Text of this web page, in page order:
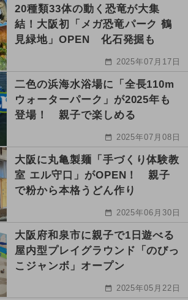
20種類33体の動く恐竜が大集
結！大阪初「メガ恐竜パーク 鶴
見緑地」OPEN 化石発掘も
2025年07月17日
二色の浜海水浴場に「全長110m
ウォーターパーク」が2025年も
登場！ 親子で楽しめる
2025年07月08日
大阪に丸亀製麺「手づくり体験教
室 エル守口」がOPEN！ 親子
で粉から本格うどん作り
2025年06月30日
大阪府和泉市に親子で1日遊べる
屋内型プレイグラウンド「のびっ
こジャンボ」オープン
2025年05月22日